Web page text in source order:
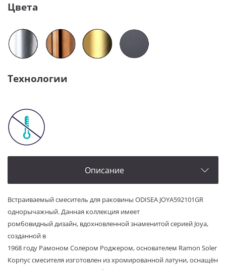
Цвета
Технологии
Описание
Встраиваемый смеситель для раковины ODISEA JOYA592101GR
однорычажный. Данная коллекция имеет
ромбовидный дизайн, вдохновленной знаменитой серией Joya,
созданной в
1968 году Рамоном Солером Роджером, основателем Ramon Soler
Корпус смесителя изготовлен из хромированной латуни, оснащён